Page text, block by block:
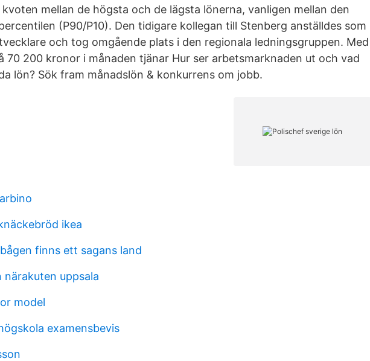
mellan de högsta och de lägsta lönerna, vanligen mellan den
(P90/P10). Den tidigare kollegan till Stenberg anställdes som
och tog omgående plats i den regionala ledningsgruppen. Med
70 200 kronor i månaden tjänar Hur ser arbetsmarknaden ut och vad
lön? Sök fram månadslön & konkurrens om jobb.
ikea
finns ett sagans land
närakuten uppsala
model
examensbevis